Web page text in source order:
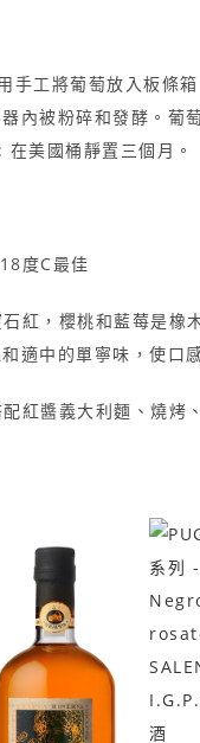
手工將葡萄放入板條
內被粉碎和發酵。葡
美國桶靜置三個月。
度C最佳
紅，櫻桃和藍莓是橡
適中的單寧味，使口
紅醬義大利麵、燒烤